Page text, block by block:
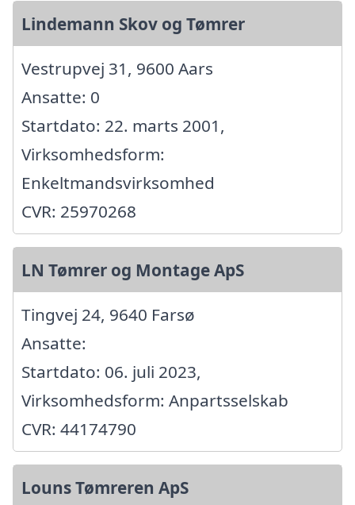
Lindemann Skov og Tømrer
Vestrupvej 31, 9600 Aars
Ansatte: 0
Startdato: 22. marts 2001,
Virksomhedsform:
Enkeltmandsvirksomhed
CVR: 25970268
LN Tømrer og Montage ApS
Tingvej 24, 9640 Farsø
Ansatte:
Startdato: 06. juli 2023,
Virksomhedsform: Anpartsselskab
CVR: 44174790
Louns Tømreren ApS